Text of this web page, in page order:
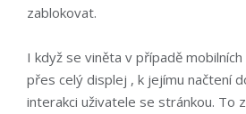
zablokovat.
I když se viněta v případě
přes celý displej , k jejímu načtení
interakci uživatele se stránkou. To